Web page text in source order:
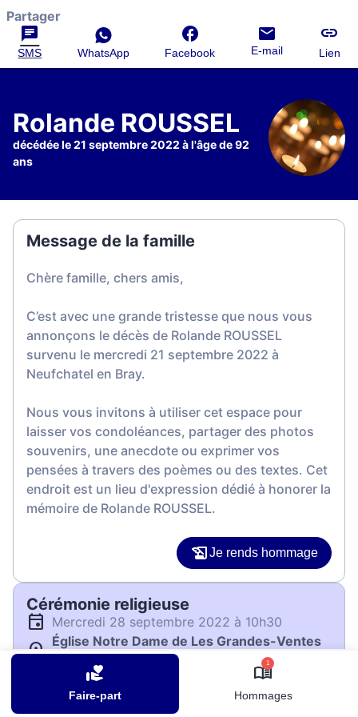
Faire-part
1
Hommages
Partager
SMS WhatsApp Facebook E-mail Lien
Rolande ROUSSEL
décédée le 21 septembre 2022 à l'âge de 92
ans
Message de la famille
Chère famille, chers amis,
C’est avec une grande tristesse que nous vous
annonçons le décès de Rolande ROUSSEL
survenu le mercredi 21 septembre 2022 à
Neufchatel en Bray.
Nous vous invitons à utiliser cet espace pour
laisser vos condoléances, partager des photos
souvenirs, une anecdote ou exprimer vos
pensées à travers des poèmes ou des textes. Cet
endroit est un lieu d'expression dédié à honorer la
mémoire de Rolande ROUSSEL.
Je rends hommage
Cérémonie religieuse
mercredi 28 septembre 2022 à 10h30
Église Notre Dame de Les Grandes-Ventes
76950 Les Grandes-Ventes